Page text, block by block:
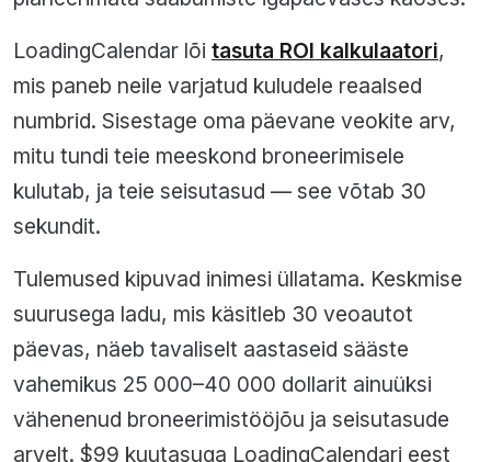
LoadingCalendar lõi tasuta ROI kalkulaatori,
mis paneb neile varjatud kuludele reaalsed
numbrid. Sisestage oma päevane veokite arv,
mitu tundi teie meeskond broneerimisele
kulutab, ja teie seisutasud — see võtab 30
sekundit.
Tulemused kipuvad inimesi üllatama. Keskmise
suurusega ladu, mis käsitleb 30 veoautot
päevas, näeb tavaliselt aastaseid sääste
vahemikus 25 000–40 000 dollarit ainuüksi
vähenenud broneerimistööjõu ja seisutasude
arvelt. $99 kuutasuga LoadingCalendari eest